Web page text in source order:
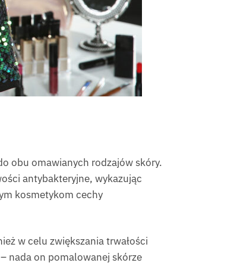
obu omawianych rodzajów skóry.
antybakteryjne, wykazując
kosmetykom cechy
w celu zwiększania trwałości
nada on pomalowanej skórze